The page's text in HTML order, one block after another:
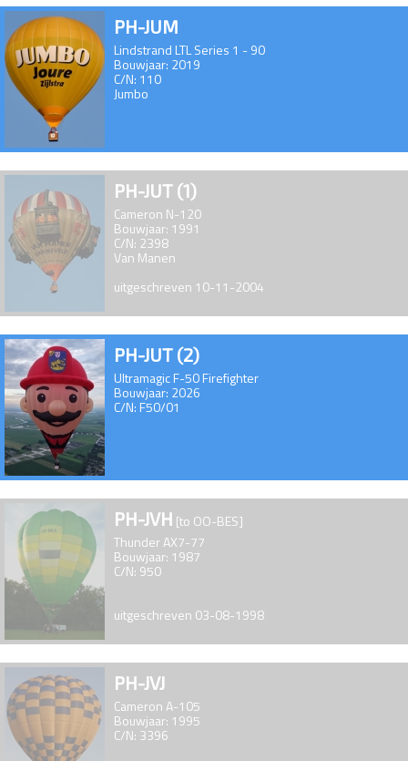
PH-JUM
Lindstrand LTL Series 1 - 90
Bouwjaar: 2019
C/N: 110
Jumbo
PH-JUT (1)
Cameron N-120
Bouwjaar: 1991
C/N: 2398
Van Manen
uitgeschreven 10-11-2004
PH-JUT (2)
Ultramagic F-50 Firefighter
Bouwjaar: 2026
C/N: F50/01
PH-JVH [to OO-BES]
Thunder AX7-77
Bouwjaar: 1987
C/N: 950
uitgeschreven 03-08-1998
PH-JVJ
Cameron A-105
Bouwjaar: 1995
C/N: 3396